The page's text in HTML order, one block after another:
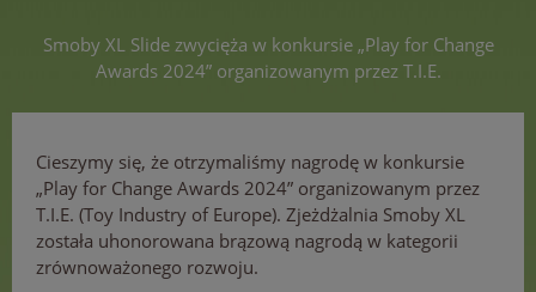
Smoby XL Slide zwycięża w konkursie „Play for Change
Awards 2024” organizowanym przez T.I.E.
Cieszymy się, że otrzymaliśmy nagrodę w konkursie
„Play for Change Awards 2024” organizowanym przez
T.I.E. (Toy Industry of Europe). Zjeżdżalnia Smoby XL
została uhonorowana brązową nagrodą w kategorii
zrównoważonego rozwoju.